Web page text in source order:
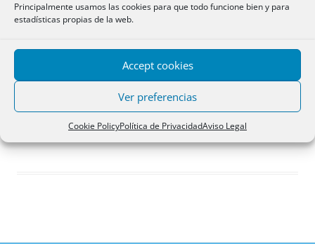
Principalmente usamos las cookies para que todo funcione bien y para
estadísticas propias de la web.
Accept cookies
Ver preferencias
Cookie PolicyPolítica de PrivacidadAviso Legal
Acceder
Registro
¿Has olvidado tu contraseña?